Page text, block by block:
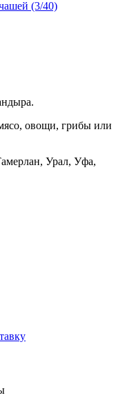
овощи, грибы или
Урал, Уфа,